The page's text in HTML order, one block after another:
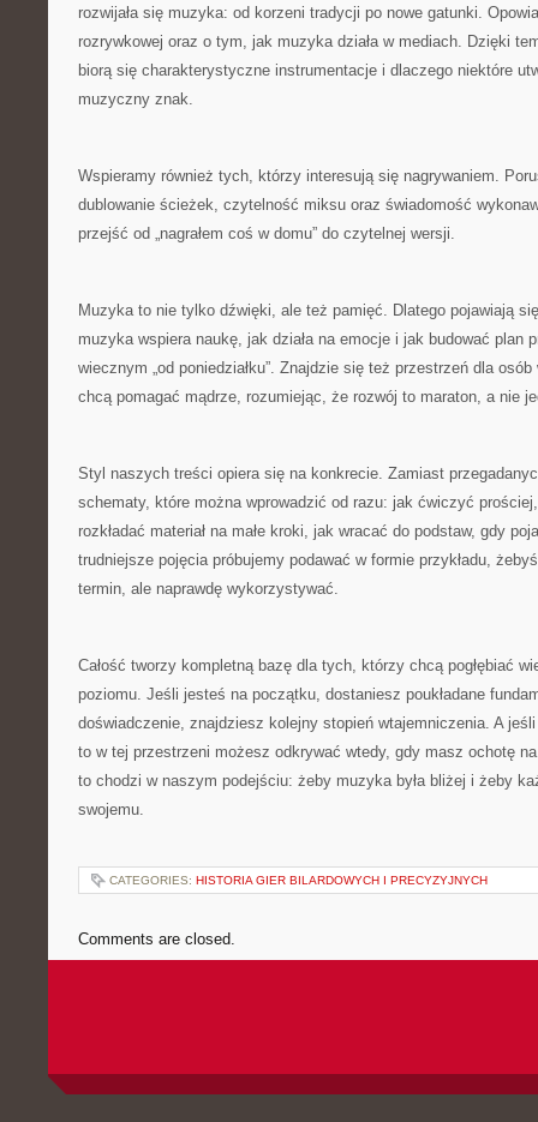
rozwijała się muzyka: od korzeni tradycji po nowe gatunki.
rozrywkowej oraz o tym, jak muzyka działa w mediach. Dzięki
biorą się charakterystyczne instrumentacje i dlaczego niektóre
muzyczny znak.
Wspieramy również tych, którzy interesują się nagrywaniem.
dublowanie ścieżek, czytelność miksu oraz świadomość
przejść od „nagrałem coś w domu” do czytelnej wersji.
Muzyka to nie tylko dźwięki, ale też pamięć. Dlatego pojawiają
muzyka wspiera naukę, jak działa na emocje i jak budować plan
wiecznym „od poniedziałku”. Znajdzie się też przestrzeń dla
chcą pomagać mądrze, rozumiejąc, że rozwój to maraton, a nie
Styl naszych treści opiera się na konkrecie. Zamiast
schematy, które można wprowadzić od razu: jak ćwiczyć
rozkładać materiał na małe kroki, jak wracać do podstaw, gdy
trudniejsze pojęcia próbujemy podawać w formie przykładu,
termin, ale naprawdę wykorzystywać.
Całość tworzy kompletną bazę dla tych, którzy chcą pogłębiać
poziomu. Jeśli jesteś na początku, dostaniesz poukładane
doświadczenie, znajdziesz kolejny stopień wtajemniczenia. A
to w tej przestrzeni możesz odkrywać wtedy, gdy masz ochotę na
to chodzi w naszym podejściu: żeby muzyka była bliżej i żeby
swojemu.
CATEGORIES: HISTORIA GIER BILARDOWYCH I PRECYZYJNYCH
Comments are closed.